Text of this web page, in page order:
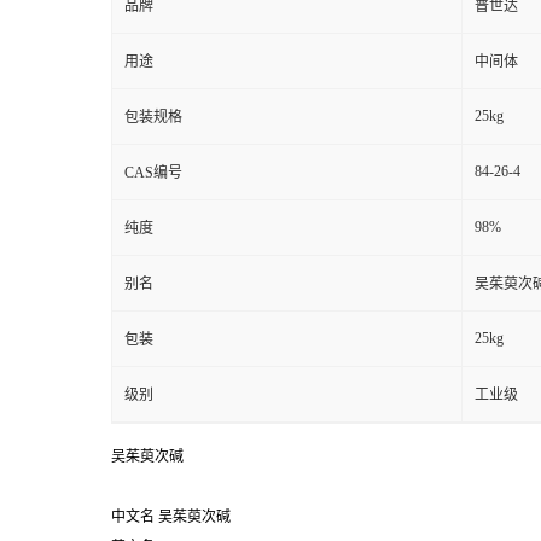
品牌 普世达
用途 中间体
包装规格 25kg
CAS编号 84-26-4
纯度 98%
别名 吴茱萸次
包装 25kg
级别 工业级
吴茱萸次碱
中文名 吴茱萸次碱